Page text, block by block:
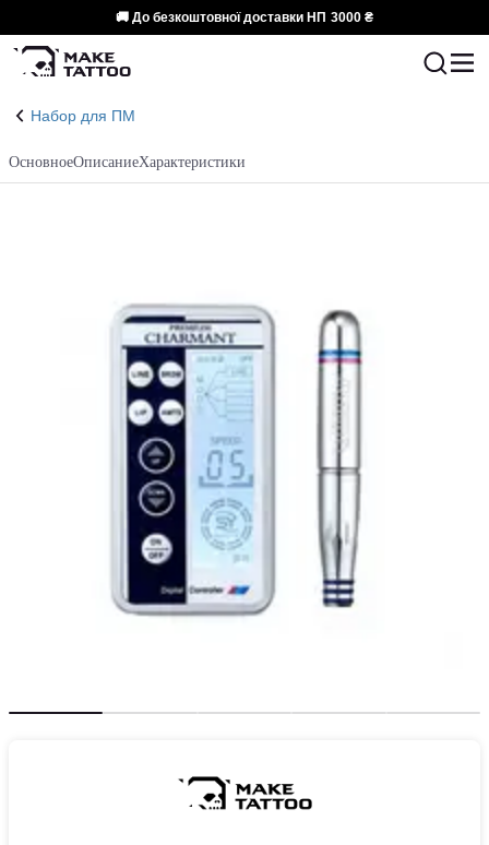
🚚 До безкоштовної доставки НП 3000 ₴
Набор для ПМ
ОсновноеОписаниеХарактеристики